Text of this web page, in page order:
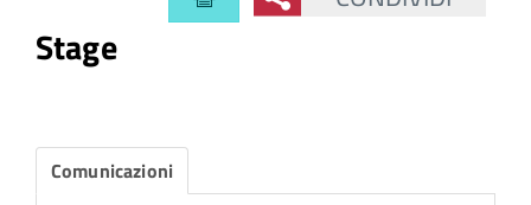
Stage
Comunicazioni